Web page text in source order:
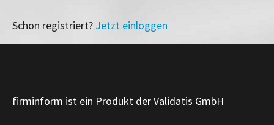
Schon registriert? Jetzt einloggen
firminform ist ein Produkt der Validatis GmbH